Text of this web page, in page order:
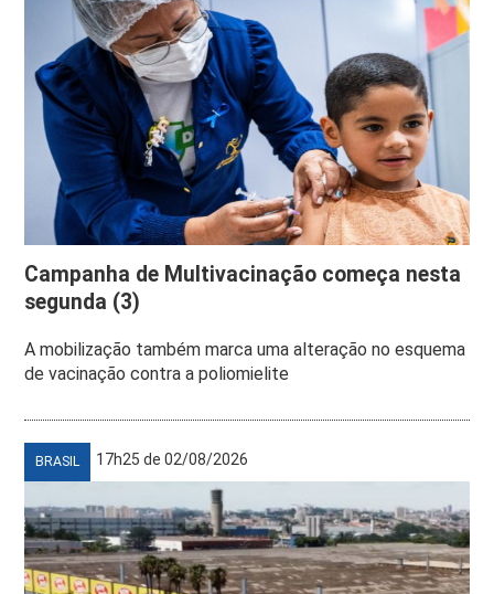
Campanha de Multivacinação começa nesta
segunda (3)
A mobilização também marca uma alteração no esquema
de vacinação contra a poliomielite
BRASIL 17h25 de 02/08/2026